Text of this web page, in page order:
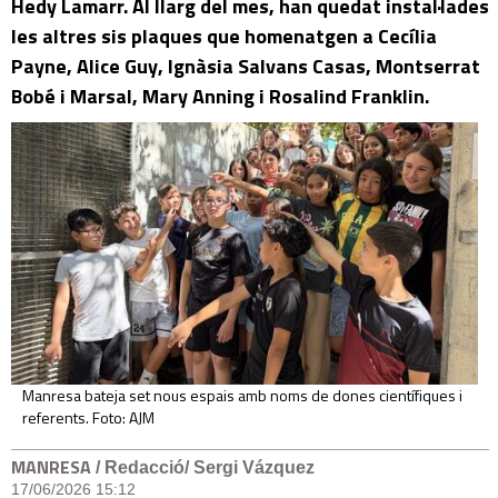
Hedy Lamarr. Al llarg del mes, han quedat instal·lades
les altres sis plaques que homenatgen a Cecília
Payne, Alice Guy, Ignàsia Salvans Casas, Montserrat
Bobé i Marsal, Mary Anning i Rosalind Franklin.
Manresa bateja set nous espais amb noms de dones científiques i
referents. Foto: AJM
MANRESA / Redacció/ Sergi Vázquez
17/06/2026 15:12